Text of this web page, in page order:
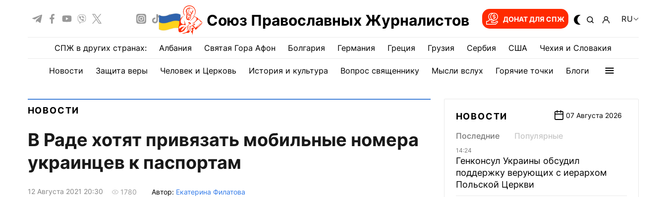
Союз Православных Журналистов ДОНАТ ДЛЯ СПЖ RU
СПЖ в других странах: Албания Святая Гора Афон Болгария Германия Греция Грузия Сербия США Чехия и Словакия
Новости Защита веры Человек и Церковь История и культура Вопрос священнику Мысли вслух Горячие точки Блоги
НОВОСТИ
В Раде хотят привязать мобильные номера
украинцев к паспортам
12 Августа 2021 20:30 1780 Автор: Екатерина Филатова
НОВОСТИ 07 Августа 2026
Последние Популярные
14:24
Генконсул Украины обсудил
поддержку верующих с иерархом
Польской Церкви